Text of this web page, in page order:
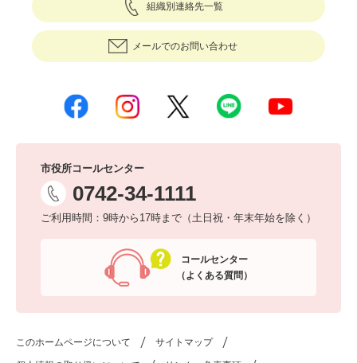
組織別連絡先一覧
メールでのお問い合わせ
市役所コールセンター
0742-34-1111
ご利用時間：9時から17時まで（土日祝・年末年始を除く）
コールセンター
（よくある質問）
このホームページについて サイトマップ